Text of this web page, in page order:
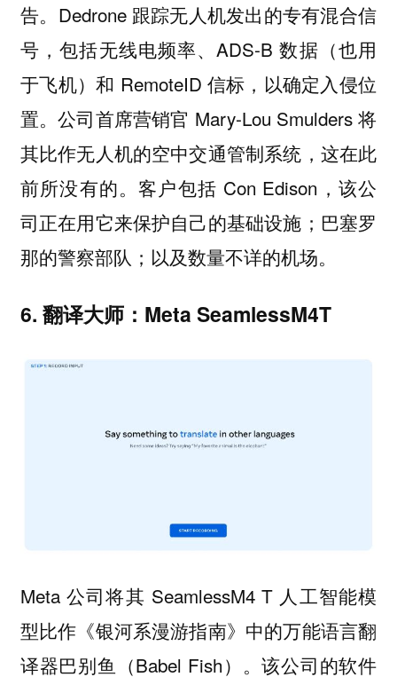
告。Dedrone 跟踪无人机发出的专有混合信
号，包括无线电频率、ADS-B 数据（也用
于飞机）和 RemoteID 信标，以确定入侵位
置。公司首席营销官 Mary-Lou Smulders 将
其比作无人机的空中交通管制系统，这在此
前所没有的。客户包括 Con Edison，该公
司正在用它来保护自己的基础设施；巴塞罗
那的警察部队；以及数量不详的机场。
6. 翻译大师：Meta SeamlessM4T
Meta 公司将其 SeamlessM4 T 人工智能模
型比作《银河系漫游指南》中的万能语言翻
译器巴别鱼（Babel Fish）。该公司的软件